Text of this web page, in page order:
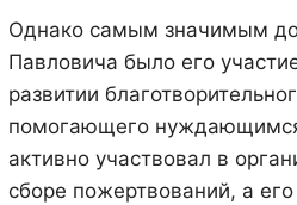
Однако самым значимым
Павловича было его
развитии
помогающего
активно участвовал в
сборе пожертвований, а